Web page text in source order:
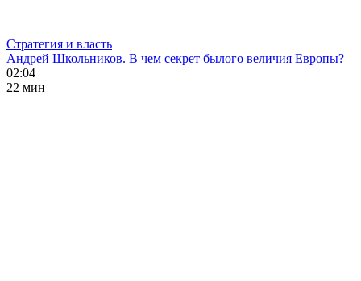
Стратегия и власть
Андрей Школьников. В чем секрет былого величия Европы?
02:04
22 мин